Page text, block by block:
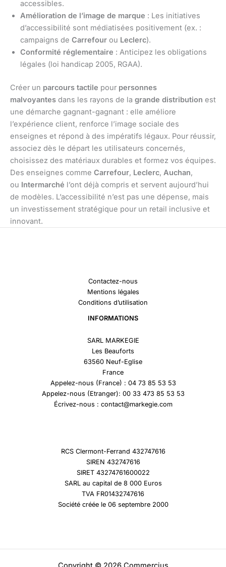
accessibles.
Amélioration de l’image de marque : Les initiatives
d’accessibilité sont médiatisées positivement (ex. :
campaigns de Carrefour ou Leclerc).
Conformité réglementaire : Anticipez les obligations
légales (loi handicap 2005, RGAA).
Créer un parcours tactile pour personnes
malvoyantes dans les rayons de la grande distribution est
une démarche gagnant-gagnant : elle améliore
l’expérience client, renforce l’image sociale des
enseignes et répond à des impératifs légaux. Pour réussir,
associez dès le départ les utilisateurs concernés,
choisissez des matériaux durables et formez vos équipes.
Des enseignes comme Carrefour, Leclerc, Auchan,
ou Intermarché l’ont déjà compris et servent aujourd’hui
de modèles. L’accessibilité n’est pas une dépense, mais
un investissement stratégique pour un retail inclusive et
innovant.
Contactez-nous
Mentions légales
Conditions d’utilisation
INFORMATIONS
SARL MARKEGIE
Les Beauforts
63560 Neuf-Eglise
France
Appelez-nous (France) : 04 73 85 53 53
Appelez-nous (Etranger): 00 33 473 85 53 53
Écrivez-nous : contact@markegie.com
RCS Clermont-Ferrand 432747616
SIREN 432747616
SIRET 43274761600022
SARL au capital de 8 000 Euros
TVA FR01432747616
Société créée le 06 septembre 2000